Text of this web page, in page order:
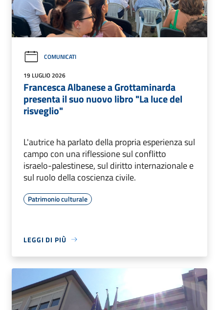
COMUNICATI
19 LUGLIO 2026
Francesca Albanese a Grottaminarda
presenta il suo nuovo libro "La luce del
risveglio"
L'autrice ha parlato della propria esperienza sul
campo con una riflessione sul conflitto
israelo-palestinese, sul diritto internazionale e
sul ruolo della coscienza civile.
Patrimonio culturale
LEGGI DI PIÙ